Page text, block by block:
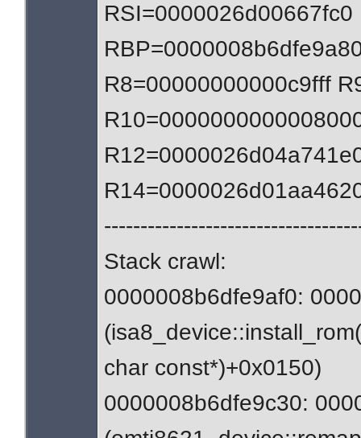
R8=00000000000c9fff
Stack crawl:
0000008b6dfe9af0:
char const*)+0x0150)
0000008b6dfe9c30: